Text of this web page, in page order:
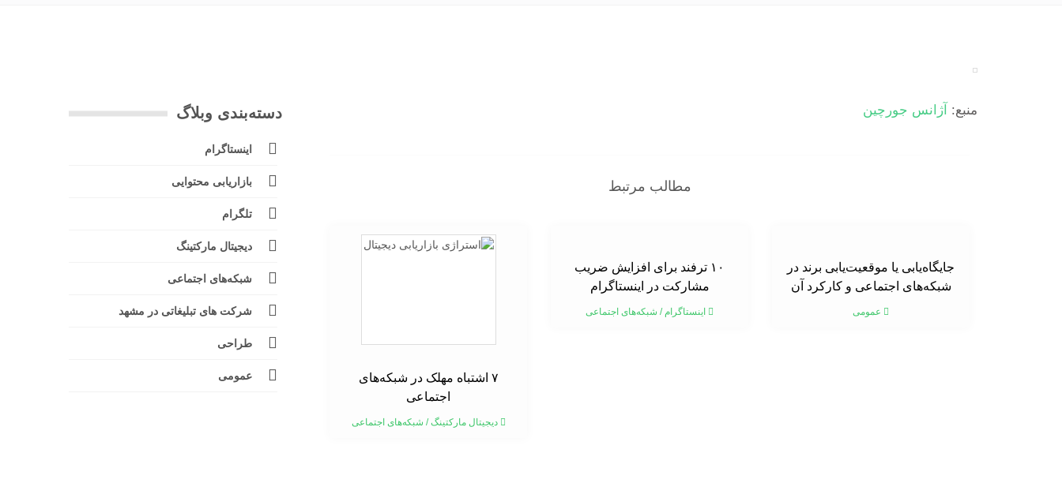
منبع: آژانس جورچین
مطالب مرتبط
جایگاه‌یابی یا موقعیت‌یابی برند در
شبکه‌های اجتماعی و کارکرد آن
عمومی
۱۰ ترفند برای افزایش ضریب
مشارکت در اینستاگرام
اینستاگرام / شبکه‌های اجتماعی
۷ اشتباه مهلک در شبکه‌های
اجتماعی
دیجیتال مارکتینگ/ شبکه‌های اجتماعی
دسته‌بندی وبلاگ
اینستاگرام
بازاریابی محتوایی
تلگرام
دیجیتال مارکتینگ
شبکه‌های اجتماعی
شرکت های تبلیغاتی در مشهد
طراحی
عمومی